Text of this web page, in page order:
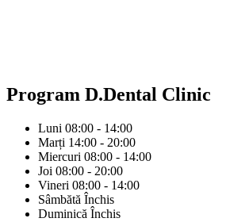
Program D.Dental Clinic
Luni 08:00 - 14:00
Marți 14:00 - 20:00
Miercuri 08:00 - 14:00
Joi 08:00 - 20:00
Vineri 08:00 - 14:00
Sâmbătă Închis
Duminică Închis